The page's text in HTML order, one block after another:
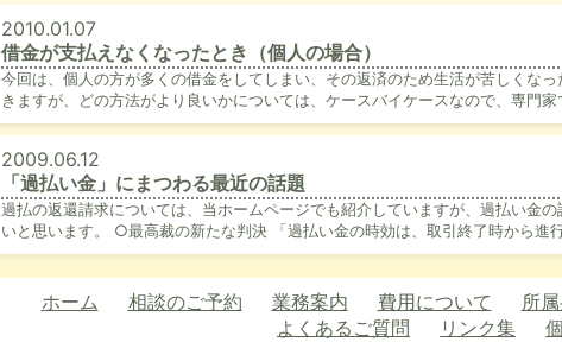
2010.01.07
借金が支払えなくなったとき（個人の場合）
今回は、個人の方が多くの借金をしてしまい、その返済のため生活が苦しくな
きますが、どの方法がより良いかについては、ケースバイケースなので、専門
2009.06.12
「過払い金」にまつわる最近の話題
過払の返還請求については、当ホームページでも紹介していますが、過払い金
いと思います。 ○最高裁の新たな判決 「過払い金の時効は、取引終了時から進
ホーム 相談のご予約 業務案内 費用について 所
よくあるご質問
リンク集